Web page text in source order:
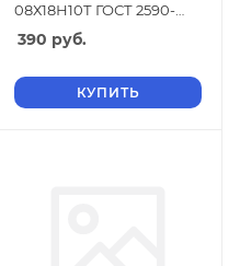
08Х18Н10Т ГОСТ 2590-
2006
390 руб.
КУПИТЬ